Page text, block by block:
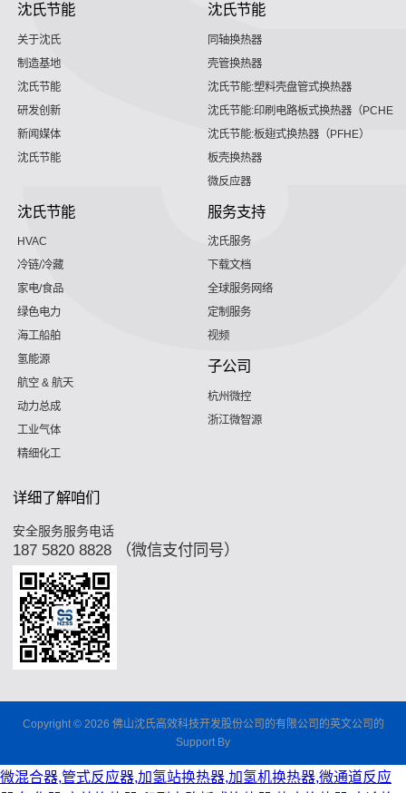
沈氏节能
关于沈氏
制造基地
沈氏节能
研发创新
新闻媒体
沈氏节能
沈氏节能
同轴换热器
壳管换热器
沈氏节能:塑料壳盘管式换热器
沈氏节能:印刷电路板式换热器（PCHE）
沈氏节能:板翅式换热器（PFHE）
板壳换热器
微反应器
沈氏节能
HVAC
冷链/冷藏
家电/食品
绿色电力
海工船舶
氢能源
航空 & 航天
动力总成
工业气体
精细化工
服务支持
沈氏服务
下载文档
全球服务网络
定制服务
视频
子公司
杭州微控
浙江微智源
详细了解咱们
安全服务服务电话
187 5820 8828 （微信支付同号）
Copyright © 2026 佛山沈氏高效科技开发股份公司的有限公司的英文公司的
Support By
微混合器,管式反应器,加氢站换热器,加氢机换热器,微通道反应